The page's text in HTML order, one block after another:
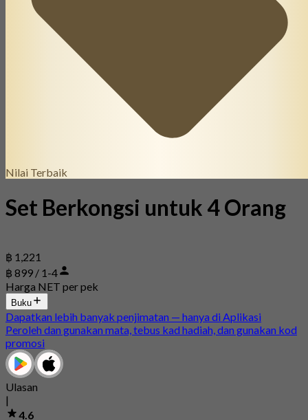
Nilai Terbaik
Set Berkongsi untuk 4 Orang
฿ 1,221
฿ 899 / 1-4
Harga NET per pek
Buku
Dapatkan lebih banyak penjimatan — hanya di Aplikasi
Peroleh dan gunakan mata, tebus kad hadiah, dan gunakan kod
promosi
Ulasan
|
4.6